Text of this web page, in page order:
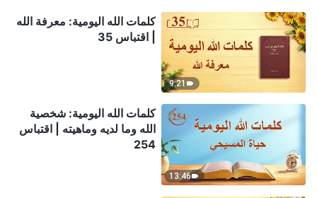
9:21
كلمات الله اليومية: معرفة الله
| اقتباس 35
13:46
كلمات الله اليومية: شخصية
الله وما لديه وماهيته | اقتباس
254